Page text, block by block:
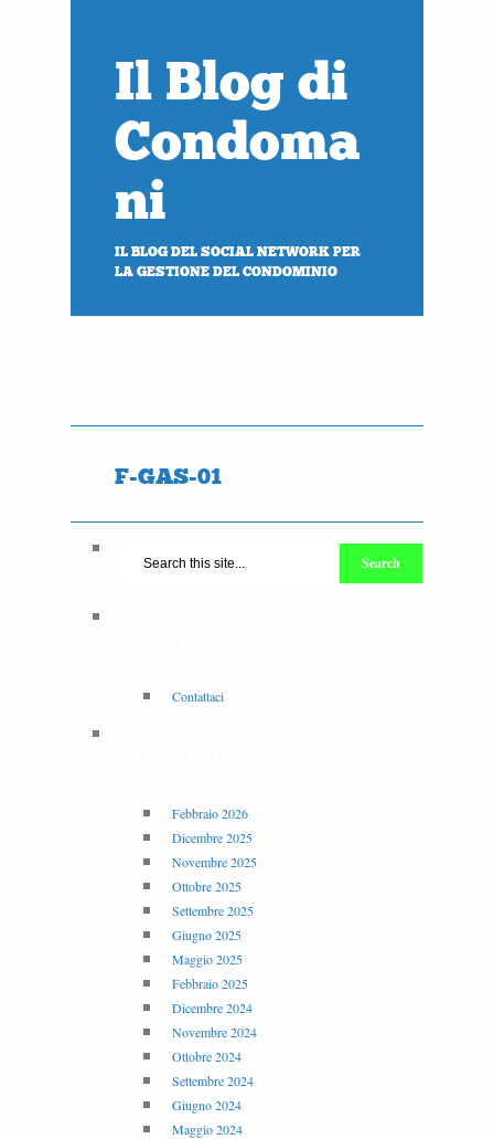
Il Blog di
Condoma
ni
IL BLOG DEL SOCIAL NETWORK PER
LA GESTIONE DEL CONDOMINIO
F-GAS-01
Contattaci
Febbraio 2026
Dicembre 2025
Novembre 2025
Ottobre 2025
Settembre 2025
Giugno 2025
Maggio 2025
Febbraio 2025
Dicembre 2024
Novembre 2024
Ottobre 2024
Settembre 2024
Giugno 2024
Maggio 2024